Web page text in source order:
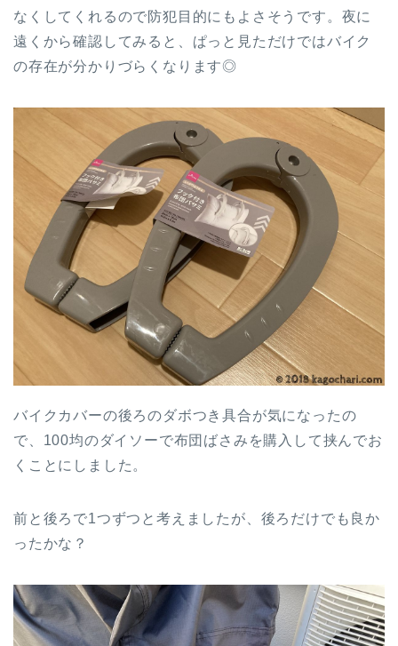
なくしてくれるので防犯目的にもよさそうです。夜に
遠くから確認してみると、ぱっと見ただけではバイク
の存在が分かりづらくなります◎
バイクカバーの後ろのダボつき具合が気になったの
で、100均のダイソーで布団ばさみを購入して挟んでお
くことにしました。
前と後ろで1つずつと考えましたが、後ろだけでも良か
ったかな？